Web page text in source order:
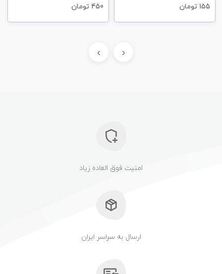
155 تومان 450 تومان
‹
›
امنیت فوق العاده زیاد
ارسال به سراسر ایران